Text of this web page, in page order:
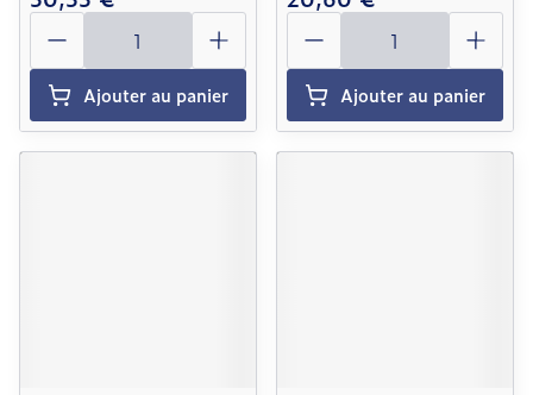
Quantité
Ajouter au panier
Quantité
Ajouter au panier